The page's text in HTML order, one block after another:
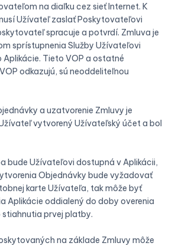
na diaľku cez sieť Internet. K
Užívateľ zaslať Poskytovateľovi
spracuje a potvrdí. Zmluva je
sprístupnenia Služby Užívateľovi
Tieto VOP a ostatné
odkazujú, sú neoddeliteľnou
a uzatvorenie Zmluvy je
vytvorený Užívateľský účet a bol
bude Užívateľovi dostupná v Aplikácii,
Objednávky bude vyžadovať
karte Užívateľa, tak môže byť
Aplikácie oddialený do doby overenia
prvej platby.
na základe Zmluvy môže